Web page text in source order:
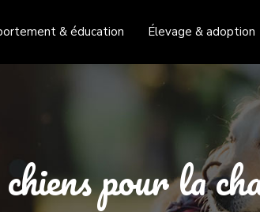
& éducation Élevage & adoption
pour la